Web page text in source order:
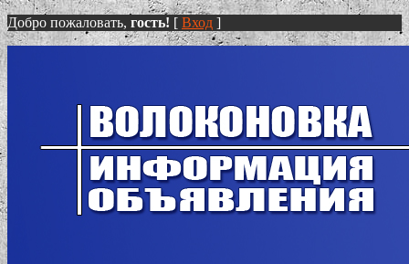
Добро пожаловать, гость! [ Вход ]